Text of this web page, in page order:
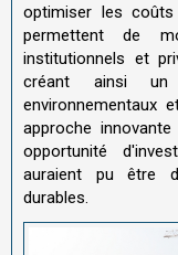
optimiser les
permettent de
institutionnels et
créant ainsi un
environnementaux
approche
opportunité
auraient pu être
durables.